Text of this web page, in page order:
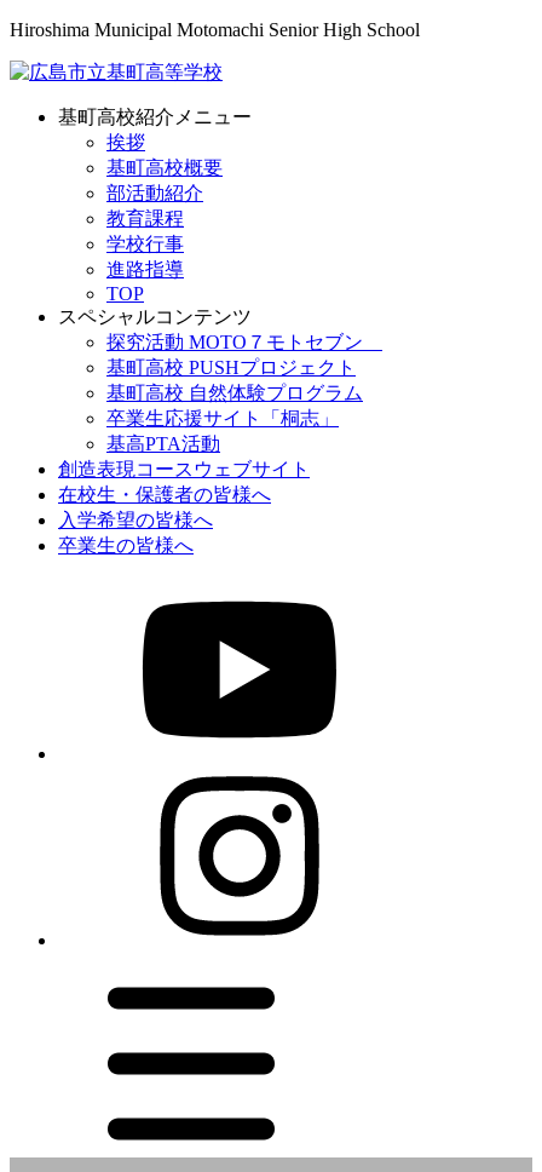
Hiroshima Municipal Motomachi Senior High School
基町高校紹介メニュー
挨拶
基町高校概要
部活動紹介
教育課程
学校行事
進路指導
TOP
スペシャルコンテンツ
探究活動 MOTO７モトセブン
基町高校 PUSHプロジェクト
基町高校 自然体験プログラム
卒業生応援サイト「桐志」
基高PTA活動
創造表現コースウェブサイト
在校生・保護者の皆様へ
入学希望の皆様へ
卒業生の皆様へ